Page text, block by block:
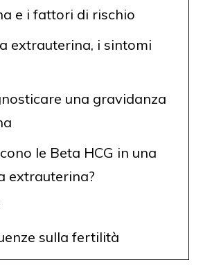
e i fattori di rischio
extrauterina, i sintomi
una gravidanza
le Beta HCG in una
extrauterina?
sulla fertilità